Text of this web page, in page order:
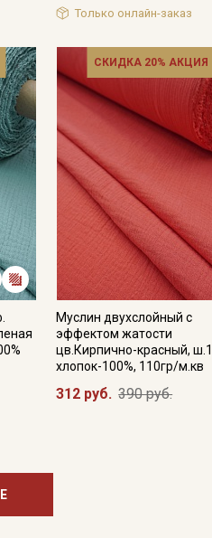
Только онлайн-заказ
СКИДКА 20% АКЦИЯ
Муслин двухслойный с
эффектом жатости
цв.Кирпично-красный,
хлопок-100%, 110гр/м.кв
312 руб. 390 руб.
от
на узкие